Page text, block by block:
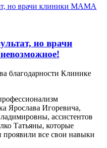
но врачи
благодарности Клинике
Ярослава Игоревича,
ассистентов
Татьяны, которые
проявили все свои навыки